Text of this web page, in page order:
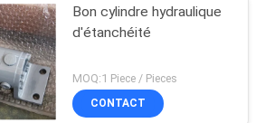
Bon cylindre hydraulique
d'étanchéité
MOQ:1 Piece / Pieces
CONTACT